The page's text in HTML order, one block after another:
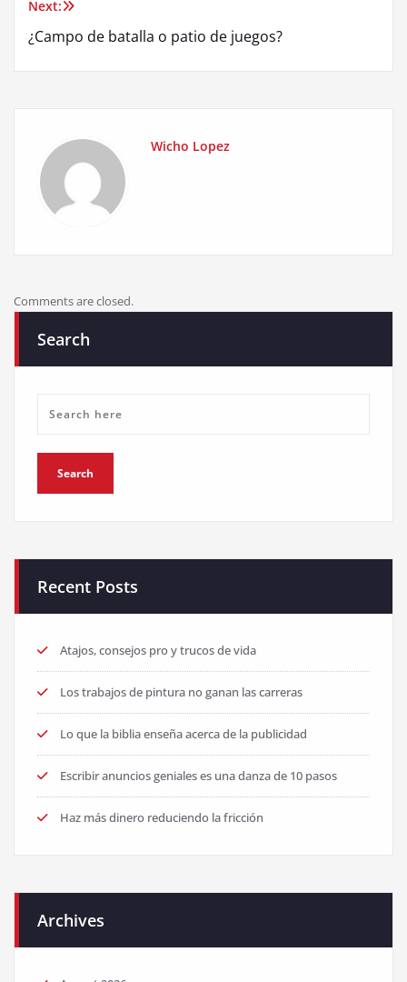
Next:
¿Campo de batalla o patio de juegos?
Wicho Lopez
Comments are closed.
Search
Recent Posts
Atajos, consejos pro y trucos de vida
Los trabajos de pintura no ganan las carreras
Lo que la biblia enseña acerca de la publicidad
Escribir anuncios geniales es una danza de 10 pasos
Haz más dinero reduciendo la fricción
Archives